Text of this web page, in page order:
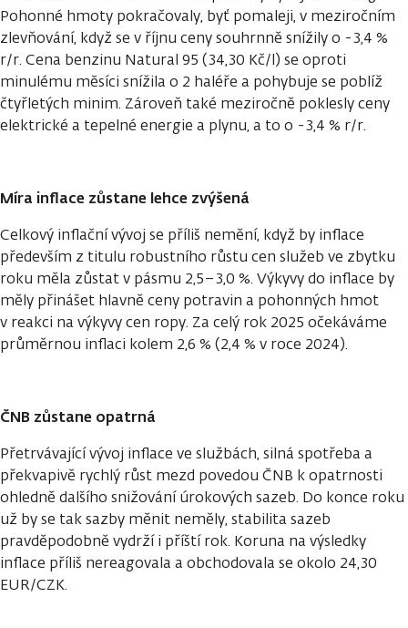
Pohonné hmoty pokračovaly, byť pomaleji, v meziročním
zlevňování, když se v říjnu ceny souhrnně snížily o -3,4 %
r/r. Cena benzinu Natural 95 (34,30 Kč/l) se oproti
minulému měsíci snížila o 2 haléře a pohybuje se poblíž
čtyřletých minim. Zároveň také meziročně poklesly ceny
elektrické a tepelné energie a plynu, a to o -3,4 % r/r.
Míra inflace zůstane lehce zvýšená
Celkový inflační vývoj se příliš nemění, když by inflace
především z titulu robustního růstu cen služeb ve zbytku
roku měla zůstat v pásmu 2,5–3,0 %. Výkyvy do inflace by
měly přinášet hlavně ceny potravin a pohonných hmot
v reakci na výkyvy cen ropy. Za celý rok 2025 očekáváme
průměrnou inflaci kolem 2,6 % (2,4 % v roce 2024).
ČNB zůstane opatrná
Přetrvávající vývoj inflace ve službách, silná spotřeba a
překvapivě rychlý růst mezd povedou ČNB k opatrnosti
ohledně dalšího snižování úrokových sazeb. Do konce roku
už by se tak sazby měnit neměly, stabilita sazeb
pravděpodobně vydrží i příští rok. Koruna na výsledky
inflace příliš nereagovala a obchodovala se okolo 24,30
EUR/CZK.